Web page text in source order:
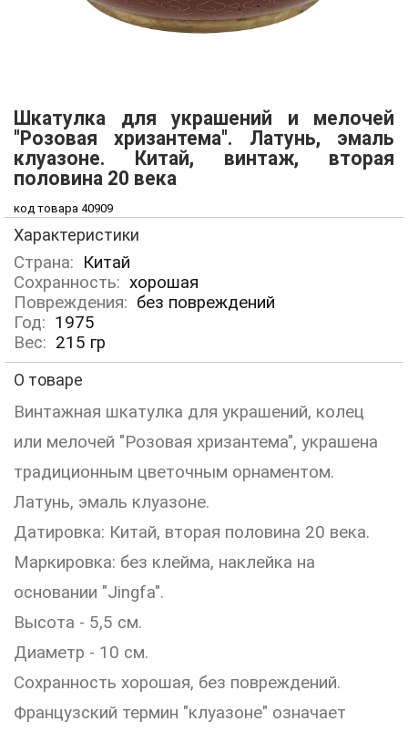
Шкатулка для украшений и мелочей
"Розовая хризантема". Латунь, эмаль
клуазоне. Китай, винтаж, вторая
половина 20 века
код товара 40909
Характеристики
Страна: Китай
Сохранность: хорошая
Повреждения: без повреждений
Год: 1975
Вес: 215 гр
О товаре
Винтажная шкатулка для украшений, колец
или мелочей "Розовая хризантема", украшена
традиционным цветочным орнаментом.
Латунь, эмаль клуазоне.
Датировка: Китай, вторая половина 20 века.
Маркировка: без клейма, наклейка на
основании "Jingfa".
Высота - 5,5 см.
Диаметр - 10 см.
Сохранность хорошая, без повреждений.
Французский термин "клуазоне" означает